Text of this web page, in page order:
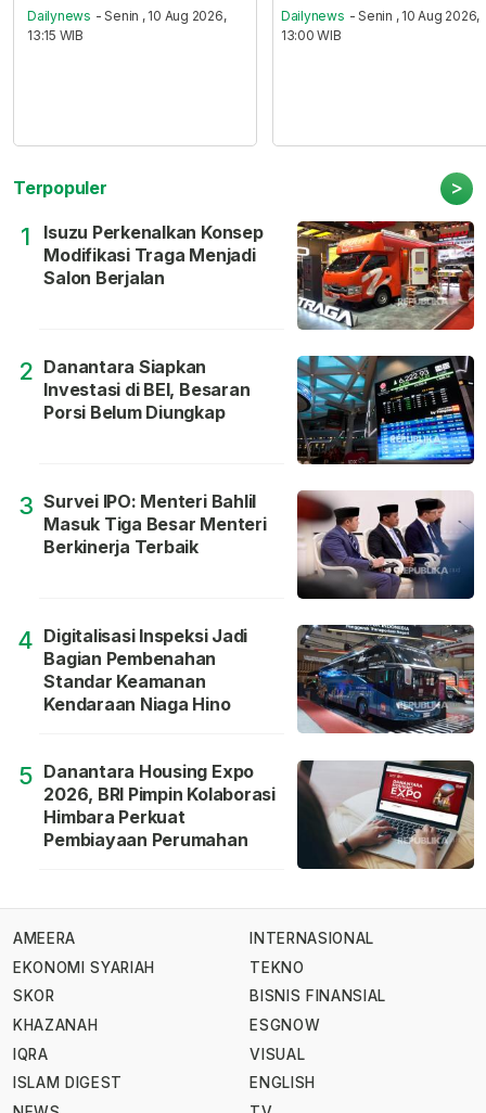
Dailynews - Senin , 10 Aug 2026,
13:15 WIB
Dailynews - Senin , 10 Aug 2026,
13:00 WIB
Terpopuler >
1
Isuzu Perkenalkan Konsep
Modifikasi Traga Menjadi
Salon Berjalan
2 Danantara Siapkan
Investasi di BEI, Besaran
Porsi Belum Diungkap
3 Survei IPO: Menteri Bahlil
Masuk Tiga Besar Menteri
Berkinerja Terbaik
4 Digitalisasi Inspeksi Jadi
Bagian Pembenahan
Standar Keamanan
Kendaraan Niaga Hino
5 Danantara Housing Expo
2026, BRI Pimpin Kolaborasi
Himbara Perkuat
Pembiayaan Perumahan
AMEERA
EKONOMI SYARIAH
SKOR
KHAZANAH
IQRA
ISLAM DIGEST
INTERNASIONAL
TEKNO
BISNIS FINANSIAL
ESGNOW
VISUAL
ENGLISH